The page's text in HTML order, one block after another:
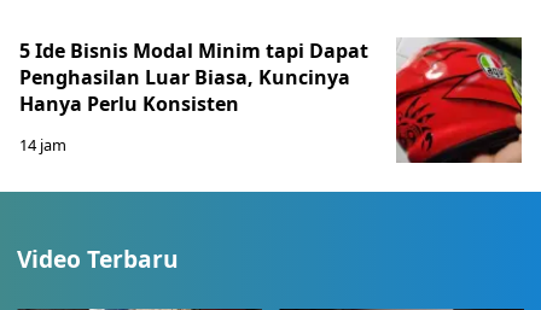
5 Ide Bisnis Modal Minim tapi Dapat
Penghasilan Luar Biasa, Kuncinya
Hanya Perlu Konsisten
14 jam
Video Terbaru